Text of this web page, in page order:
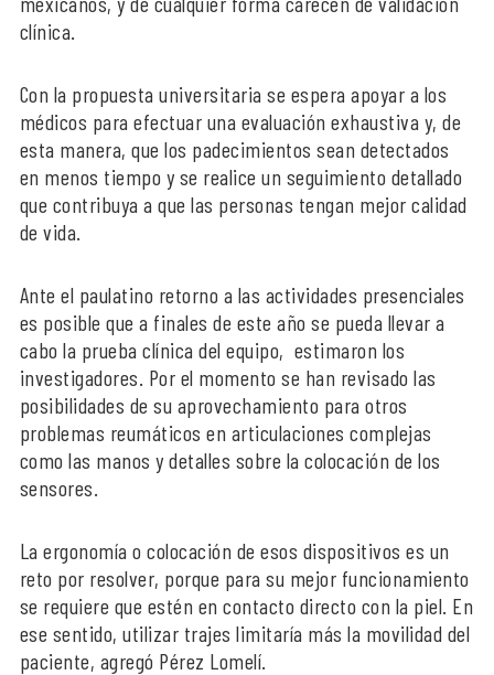
clínica.
Con la propuesta universitaria se espera apoyar a los
médicos para efectuar una evaluación exhaustiva y, de
esta manera, que los padecimientos sean detectados
en menos tiempo y se realice un seguimiento detallado
que contribuya a que las personas tengan mejor calidad
de vida.
Ante el paulatino retorno a las actividades presenciales
es posible que a finales de este año se pueda llevar a
cabo la prueba clínica del equipo, estimaron los
investigadores. Por el momento se han revisado las
posibilidades de su aprovechamiento para otros
problemas reumáticos en articulaciones complejas
como las manos y detalles sobre la colocación de los
sensores.
La ergonomía o colocación de esos dispositivos es un
reto por resolver, porque para su mejor funcionamiento
se requiere que estén en contacto directo con la piel. En
ese sentido, utilizar trajes limitaría más la movilidad del
paciente, agregó Pérez Lomelí.